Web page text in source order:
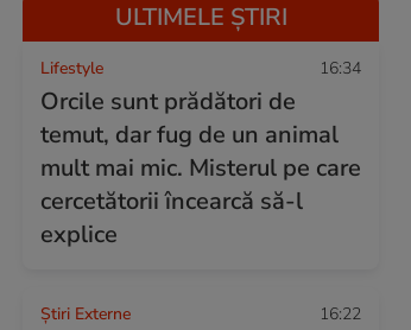
ULTIMELE ȘTIRI
Lifestyle 16:34
Orcile sunt prădători de
temut, dar fug de un animal
mult mai mic. Misterul pe care
cercetătorii încearcă să-l
explice
Știri Externe 16:22